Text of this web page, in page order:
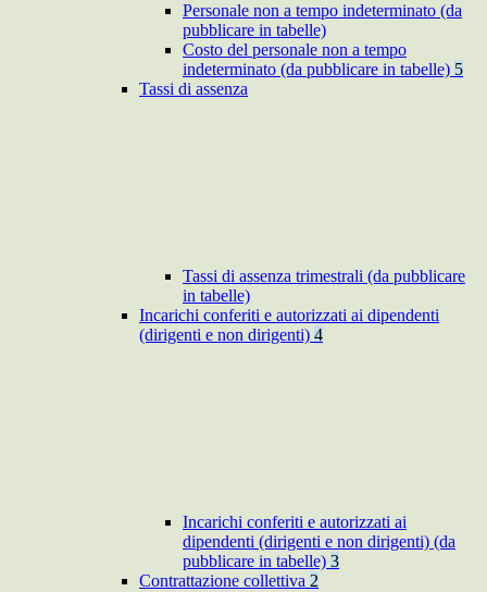
Personale non a tempo indeterminato (da
pubblicare in tabelle)
Costo del personale non a tempo
indeterminato (da pubblicare in tabelle) 5
Tassi di assenza
Tassi di assenza trimestrali (da pubblicare
in tabelle)
Incarichi conferiti e autorizzati ai dipendenti
(dirigenti e non dirigenti) 4
Incarichi conferiti e autorizzati ai
dipendenti (dirigenti e non dirigenti) (da
pubblicare in tabelle) 3
Contrattazione collettiva 2